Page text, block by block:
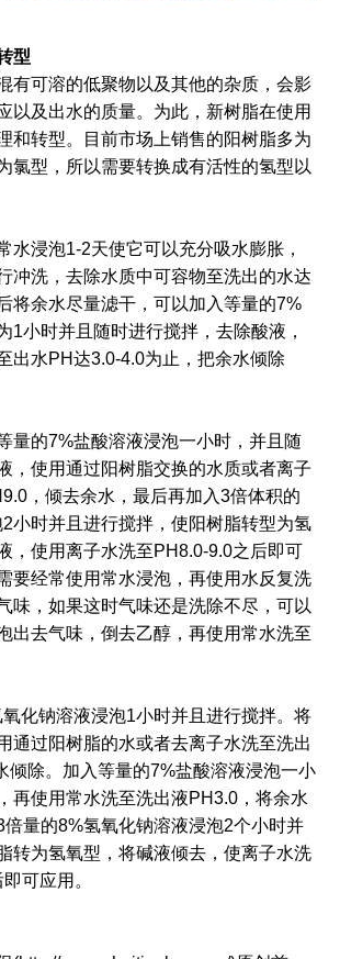
型
有可溶的低聚物以及其他的杂质，会影
以及出水的质量。为此，新树脂在使用
和转型。目前市场上销售的阳树脂多为
氯型，所以需要转换成有活性的氢型以
水浸泡1-2天使它可以充分吸水膨胀，
冲洗，去除水质中可容物至洗出的水达
将余水尽量滤干，可以加入等量的7%
1小时并且随时进行搅拌，去除酸液，
出水PH达3.0-4.0为止，把余水倾除
量的7%盐酸溶液浸泡一小时，并且随
，使用通过阳树脂交换的水质或者离子
，倾去余水，最后再加入3倍体积的
小时并且进行搅拌，使阳树脂转型为氢
，使用离子水洗至PH8.0-9.0之后即可
要经常使用常水浸泡，再使用水反复洗
味，如果这时气味还是洗除不尽，可以
出去气味，倒去乙醇，再使用常水洗至
化钠溶液浸泡1小时并且进行搅拌。将
通过阳树脂的水或者去离子水洗至洗出
倾除。加入等量的7%盐酸溶液浸泡一小
再使用常水洗至洗出液PH3.0，将余水
量的8%氢氧化钠溶液浸泡2个小时并
转为氢氧型，将碱液倾去，使离子水洗
可应用。